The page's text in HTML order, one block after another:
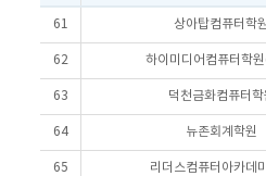
61 상아탑컴퓨터학
62 하이미디어컴퓨터학
63 덕천금화컴퓨터학
64 뉴존회계학원
65 리더스컴퓨터아카데